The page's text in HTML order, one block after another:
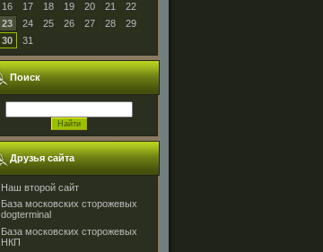
16
17 18 19 20 21
22
23
24 25 26 27 28
29
30
31
Поиск
Друзья сайта
Наш второй сайт
База московских сторожевых
dogterminal
База московских сторожевых
НКП